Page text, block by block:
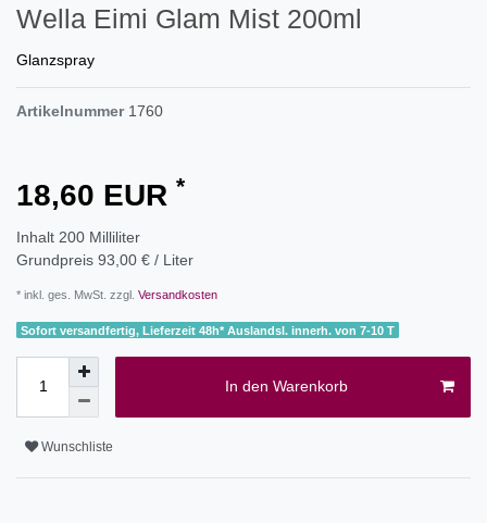
Wella Eimi Glam Mist 200ml
Glanzspray
Artikelnummer 1760
18,60 EUR *
Inhalt 200 Milliliter
Grundpreis 93,00 € / Liter
* inkl. ges. MwSt. zzgl. Versandkosten
Sofort versandfertig, Lieferzeit 48h* Auslandsl. innerh. von 7-10 T
In den Warenkorb
Wunschliste